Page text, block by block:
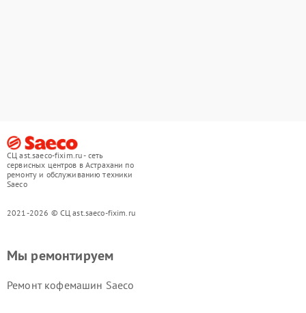
СЦ ast.saeco-fixim.ru - сеть
сервисных центров в Астрахани по
ремонту и обслуживанию техники
Saeco
2021-2026 © СЦ ast.saeco-fixim.ru
Мы ремонтируем
Ремонт кофемашин Saeco